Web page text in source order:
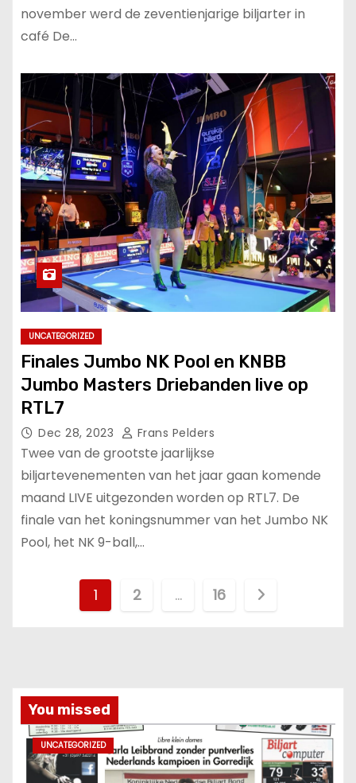
november werd de zeventienjarige biljarter in
café De…
UNCATEGORIZED
Finales Jumbo NK Pool en KNBB
Jumbo Masters Driebanden live op
RTL7
Dec 28, 2023 Frans Pelders
Twee van de grootste jaarlijkse
biljartevenementen van het jaar gaan komende
maand LIVE uitgezonden worden op RTL7. De
finale van het koningsnummer van het Jumbo NK
Pool, het NK 9-ball,…
1 2 … 16
You missed
UNCATEGORIZED